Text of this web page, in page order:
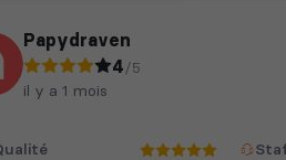
Papydraven
4/5
il y a 1 mois